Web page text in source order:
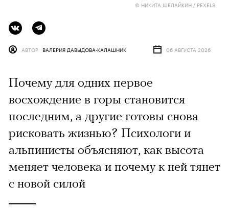
© НИКИТА ШЕЛАЙКИН / PEXELS
АВТОР ВАЛЕРИЯ ДАВЫДОВА-КАЛАШНИК 06 АВГУСТА 2026
Почему для одних первое
восхождение в горы становится
последним, а другие готовы снова
рисковать жизнью? Психологи и
альпинисты объясняют, как высота
меняет человека и почему к ней тянет
с новой силой